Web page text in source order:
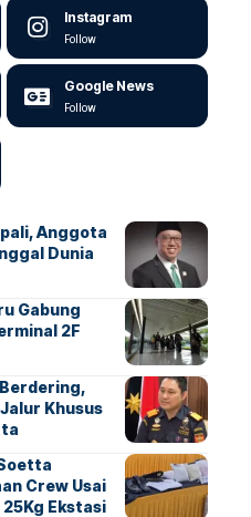
Instagram
Follow
Google News
Follow
Anggota
Dunia
Gabung
2F
Khusus
Crew Usai
Ekstasi